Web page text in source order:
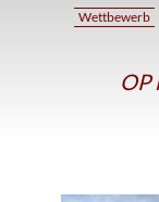
Wettbewerb
OP